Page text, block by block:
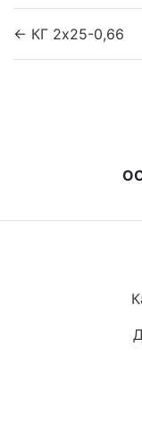
← КГ 2х25-0,66